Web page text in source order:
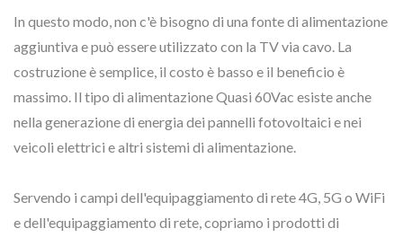
In questo modo, non c'è bisogno di una fonte di alimentazione
aggiuntiva e può essere utilizzato con la TV via cavo. La
costruzione è semplice, il costo è basso e il beneficio è
massimo. Il tipo di alimentazione Quasi 60Vac esiste anche
nella generazione di energia dei pannelli fotovoltaici e nei
veicoli elettrici e altri sistemi di alimentazione.
Servendo i campi dell'equipaggiamento di rete 4G, 5G o WiFi
e dell'equipaggiamento di rete, copriamo i prodotti di